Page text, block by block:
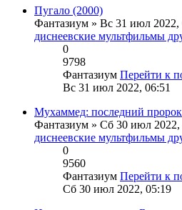
Пугало (2000)
Фантазиум » Вс 31 июл 2022,
диснеевские мультфильмы
0
9798
Фантазиум Перейти к
Вс 31 июл 2022, 06:51
Мухаммед: последний
Фантазиум » Сб 30 июл
диснеевские мультфильмы
0
9560
Фантазиум Перейти к
Сб 30 июл 2022, 05:19